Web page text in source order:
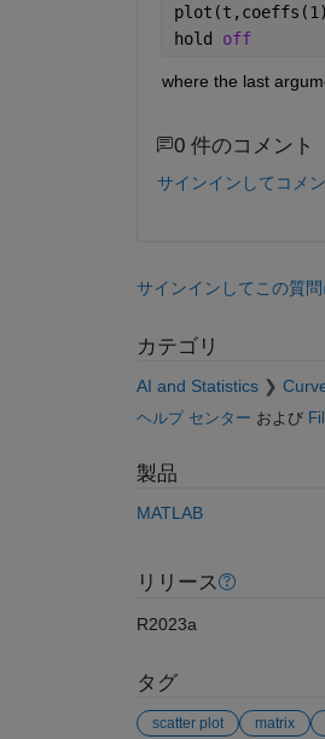
hold off
where the last
0 件のコメント
サインインしてコメン
サインインしてこの質問
カテゴリ
AI and Statistics
ヘルプ センター および
製品
MATLAB
リリース
R2023a
タグ
scatter plot matrix